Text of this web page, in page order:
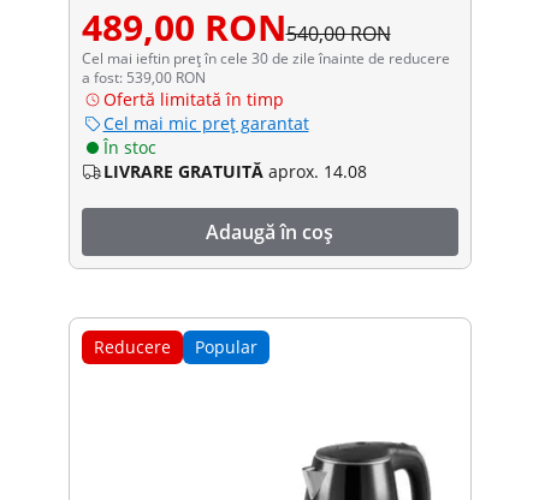
489,00 RON540,00 RON
Cel mai ieftin preț în cele 30 de zile înainte de reducere
a fost: 539,00 RON
Ofertă limitată în timp
Cel mai mic preț garantat
În stoc
LIVRARE GRATUITĂ aprox. 14.08
Adaugă în coș
Reducere Popular